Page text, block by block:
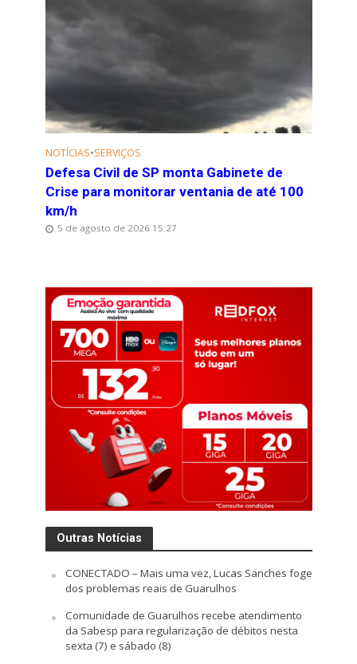
NOTÍCIAS•SERVIÇOS
Defesa Civil de SP monta Gabinete de
Crise para monitorar ventania de até 100
km/h
5 de agosto de 2026 15:27
Outras Notícias
CONECTADO – Mais uma vez, Lucas Sanches foge
dos problemas reais de Guarulhos
Comunidade de Guarulhos recebe atendimento
da Sabesp para regularização de débitos nesta
sexta (7) e sábado (8)